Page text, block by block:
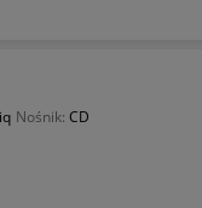
Nośnik: CD